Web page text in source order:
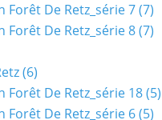
Forêt De Retz_série 7(7)
Forêt De Retz_série 8(7)
(6)
Forêt De Retz_série 18(5)
Forêt De Retz_série 6(5)